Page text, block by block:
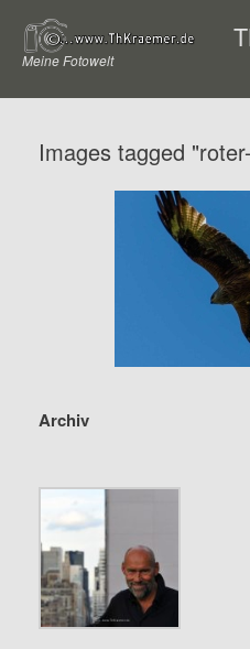
Inhalt
springen
Meine Fotowelt
Images tagged
Archiv